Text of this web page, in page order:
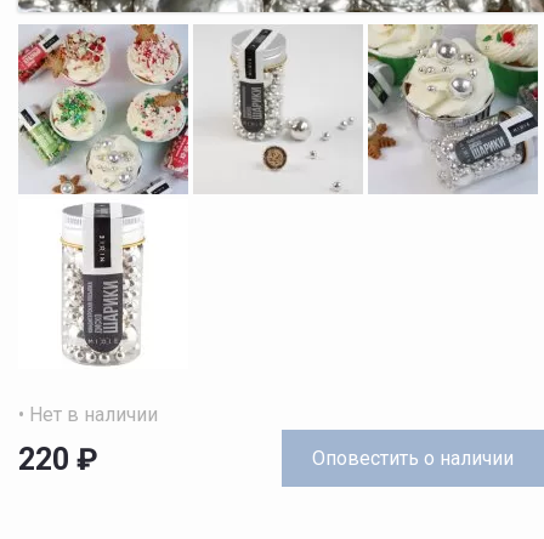
• Нет в наличии
220 ₽ Оповестить о наличии